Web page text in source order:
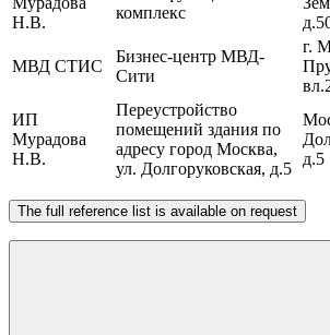
Н.В.
комплекс
МВД СТИС
Бизнес-центр МВД-
Сити
г.
ИП
Мурадова
Н.В.
Переустройство
помещений здания по
адресу город Москва,
ул. Долгоруковская, д.5
д.5
The full reference list is available on request